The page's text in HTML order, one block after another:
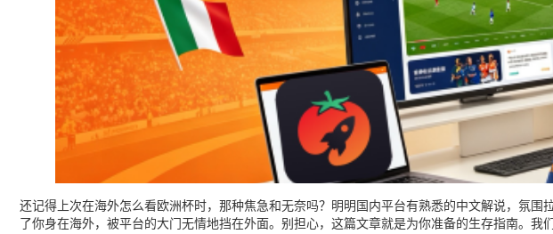
还记得上次在海外怎么看欧洲杯时，那种焦急和无奈吗？明明国内平台有熟悉的中文解说，氛
了你身在海外，被平台的大门无情地挡在外面。别担心，这篇文章就是为你准备的生存指南。